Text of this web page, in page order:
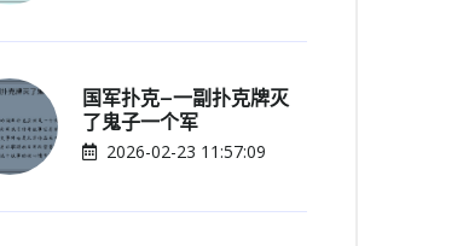
国军扑克—一副扑克牌灭
了鬼子一个军
2026-02-23 11:57:09